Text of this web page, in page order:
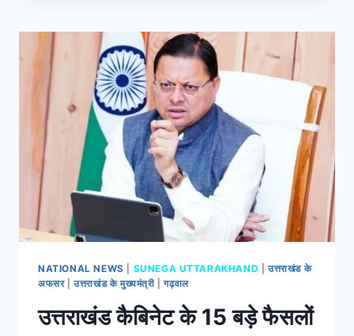
NATIONAL NEWS SUNEGA UTTARAKHAND |उत्तराखंड के
अफसर|उत्तराखंड के मुख्यमंत्री|गढ़वाल
उत्तराखंड कैबिनेट के 15 बड़े फैसलों